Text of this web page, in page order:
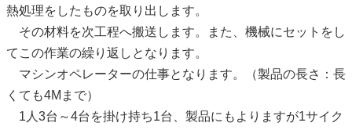
熱処理をしたものを取り出します。
その材料を次工程へ搬送します。また、機械にセットをし
てこの作業の繰り返しとなります。
マシンオペレーターの仕事となります。（製品の長さ：長
くても4Mまで）
1人3台～4台を掛け持ち1台、製品にもよりますが1サイク